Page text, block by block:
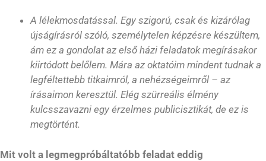
A lélekmosdatással. Egy szigorú, csak és kizárólag
újságírásról szóló, személytelen képzésre készültem,
ám ez a gondolat az első házi feladatok megírásakor
kiirtódott belőlem. Mára az oktatóim mindent tudnak a
legféltettebb titkaimról, a nehézségeimről – az
írásaimon keresztül. Elég szürreális élmény
kulcsszavazni egy érzelmes publicisztikát, de ez is
megtörtént.
Mit volt a legmegpróbáltatóbb feladat eddig